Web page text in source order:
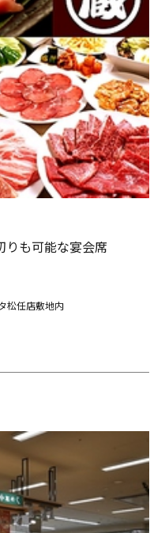
りも可能な宴会席
松任店敷地内